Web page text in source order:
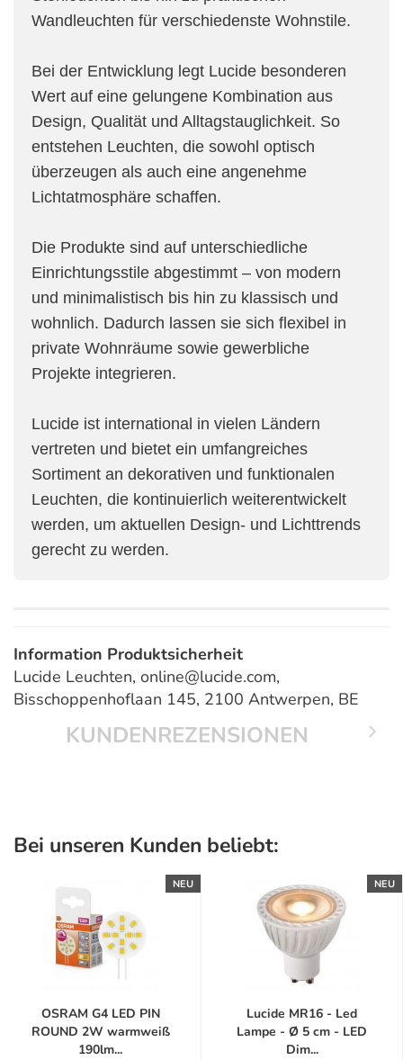
Wandleuchten für verschiedenste Wohnstile.
Bei der Entwicklung legt Lucide besonderen
Wert auf eine gelungene Kombination aus
Design, Qualität und Alltagstauglichkeit. So
entstehen Leuchten, die sowohl optisch
überzeugen als auch eine angenehme
Lichtatmosphäre schaffen.
Die Produkte sind auf unterschiedliche
Einrichtungsstile abgestimmt – von modern
und minimalistisch bis hin zu klassisch und
wohnlich. Dadurch lassen sie sich flexibel in
private Wohnräume sowie gewerbliche
Projekte integrieren.
Lucide ist international in vielen Ländern
vertreten und bietet ein umfangreiches
Sortiment an dekorativen und funktionalen
Leuchten, die kontinuierlich weiterentwickelt
werden, um aktuellen Design- und Lichttrends
gerecht zu werden.
Information Produktsicherheit
Lucide Leuchten, online@lucide.com,
Bisschoppenhoflaan 145, 2100 Antwerpen, BE
KUNDENREZENSIONEN
Bei unseren Kunden beliebt:
NEU
OSRAM G4 LED PIN
ROUND 2W warmweiß
190lm...
NEU
Lucide MR16 - Led
Lampe - Ø 5 cm - LED
Dim...